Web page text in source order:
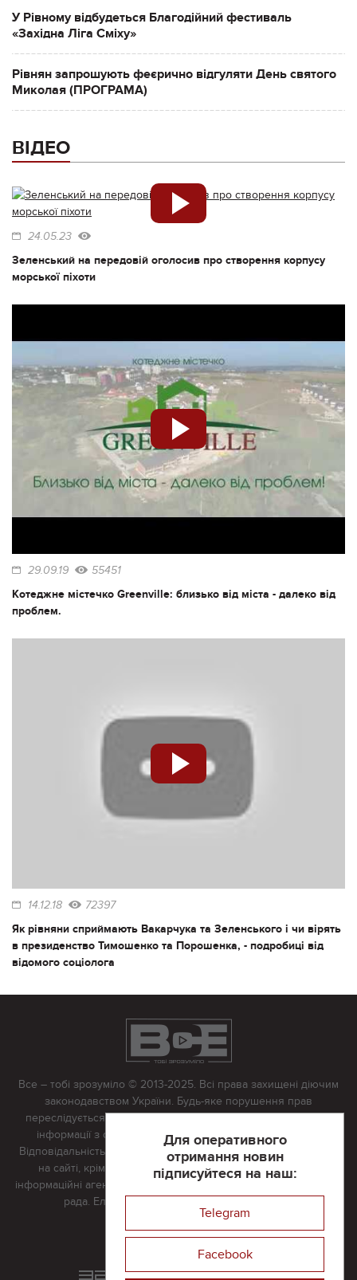
У Рівному відбудеться Благодійний фестиваль
«Західна Ліга Сміху»
Рівнян запрошують феєрично відгуляти День святого
Миколая (ПРОГРАМА)
ВІДЕО
24.05.23
Зеленський на передовій оголосив про створення корпусу
морської піхоти
29.09.19 55451
Котеджне містечко Greenville: близько від міста - далеко від
проблем.
14.12.18 72397
Як рівняни сприймають Вакарчука та Зеленського і чи вірять
в президенство Тимошенко та Порошенка, - подробиці від
відомого соціолога
Для оперативного
отримання новин
підписуйтеся на наш:
Telegram
Facebook
Все – тобі зрозуміло © 2013-2025. Всі права захищені діючим
законодавством України. Будь-яке порушення прав
переслідується в судовому порядку. Будь-яке відтворення
інформації з сайту тільки з письмово дозволу редакції.
Відповідальність за достовірність усіх матеріалів, розміщених
на сайті, крім матеріалів, які містять посилання на інші
інформаційні агентства або інтернет-видання, несе редакційна
рада. Електронна пошта:
Реклама на сайті
Розроблений та підтримується